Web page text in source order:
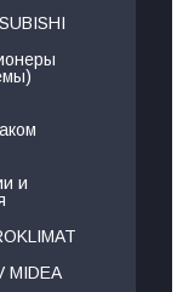
и
MIDEA